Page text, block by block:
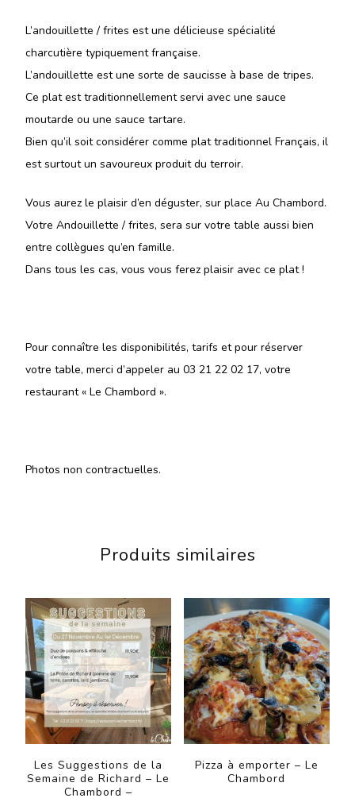
L’andouillette / frites est une délicieuse spécialité
charcutière typiquement française.
L’andouillette est une sorte de saucisse à base de tripes.
Ce plat est traditionnellement servi avec une sauce
moutarde ou une sauce tartare.
Bien qu’il soit considérer comme plat traditionnel Français, il
est surtout un savoureux produit du terroir.
Vous aurez le plaisir d’en déguster, sur place Au Chambord.
Votre Andouillette / frites, sera sur votre table aussi bien
entre collègues qu’en famille.
Dans tous les cas, vous vous ferez plaisir avec ce plat !
Pour connaître les disponibilités, tarifs et pour réserver
votre table, merci d’appeler au 03 21 22 02 17, votre
restaurant « Le Chambord ».
Photos non contractuelles.
Produits similaires
Les Suggestions de la
Semaine de Richard – Le
Chambord –
Pizza à emporter – Le
Chambord